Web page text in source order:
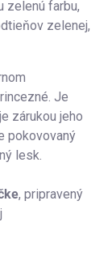
zelenú farbu,
zelenej,
Je
zárukou jeho
pokovovaný
lesk.
, pripravený